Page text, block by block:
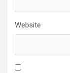
Website